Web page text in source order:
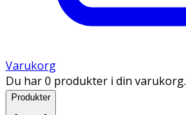
Varukorg
Du har 0 produkter i din varukorg.
Produkter